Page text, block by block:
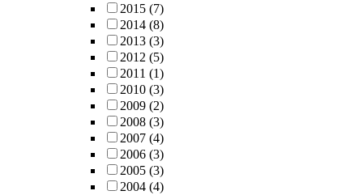
2015 (7)
2014 (8)
2013 (3)
2012 (5)
2011 (1)
2010 (3)
2009 (2)
2008 (3)
2007 (4)
2006 (3)
2005 (3)
2004 (4)